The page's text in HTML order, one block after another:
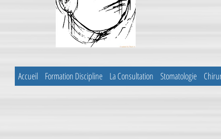
Accueil Formation Discipline La Consultation Stomatologie